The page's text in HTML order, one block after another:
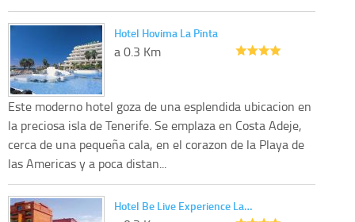
Hotel Hovima La Pinta
a 0.3 Km
Este moderno hotel goza de una esplendida ubicacion en
la preciosa isla de Tenerife. Se emplaza en Costa Adeje,
cerca de una pequeña cala, en el corazon de la Playa de
las Americas y a poca distan...
Hotel Be Live Experience La…